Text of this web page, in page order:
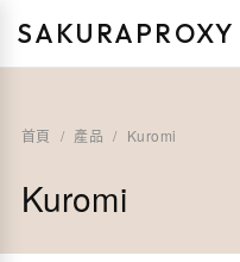
SAKURAPROXY
首頁 / 產品 / Kuromi
Kuromi